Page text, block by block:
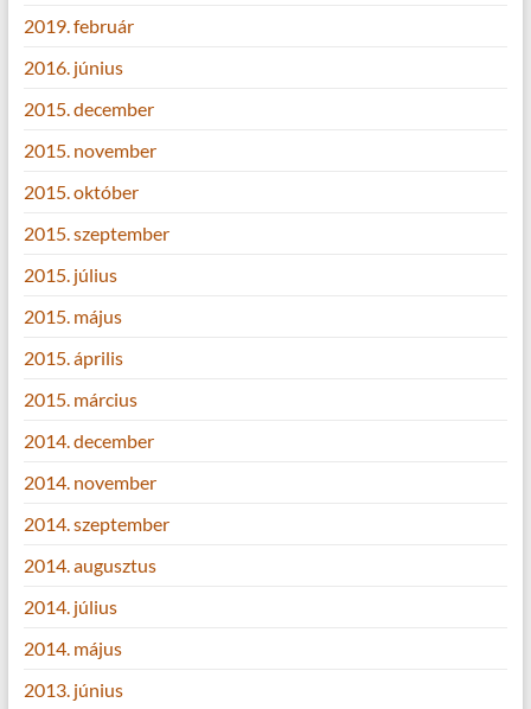
2019. február
2016. június
2015. december
2015. november
2015. október
2015. szeptember
2015. július
2015. május
2015. április
2015. március
2014. december
2014. november
2014. szeptember
2014. augusztus
2014. július
2014. május
2013. június